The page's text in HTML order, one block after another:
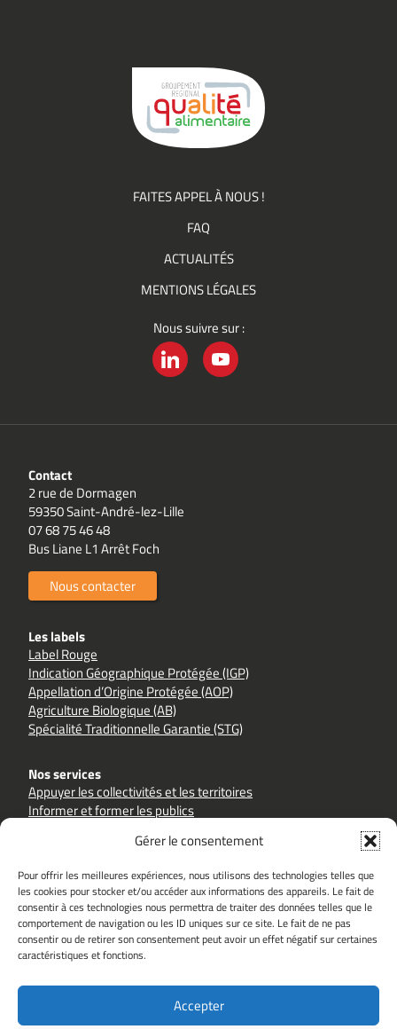
Gérer le consentement
Pour offrir les meilleures expériences, nous utilisons des technologies telles que
les cookies pour stocker et/ou accéder aux informations des appareils. Le fait de
consentir à ces technologies nous permettra de traiter des données telles que le
comportement de navigation ou les ID uniques sur ce site. Le fait de ne pas
consentir ou de retirer son consentement peut avoir un effet négatif sur certaines
caractéristiques et fonctions.
Accepter
FAITES APPEL À NOUS !
FAQ
ACTUALITÉS
MENTIONS LÉGALES
Nous suivre sur :
Contact
2 rue de Dormagen
59350 Saint-André-lez-Lille
07 68 75 46 48
Bus Liane L1 Arrêt Foch
Nous contacter
Les labels
Label Rouge
Indication Géographique Protégée (IGP)
Appellation d’Origine Protégée (AOP)
Agriculture Biologique (AB)
Spécialité Traditionnelle Garantie (STG)
Nos services
Appuyer les collectivités et les territoires
Informer et former les publics
Sites partenaires
goutezlaqualite.com
inao.gouv.fr
alimentation.gouv.fr
ouacheterlocal.fr
Le Groupement Qualité est soutenu par